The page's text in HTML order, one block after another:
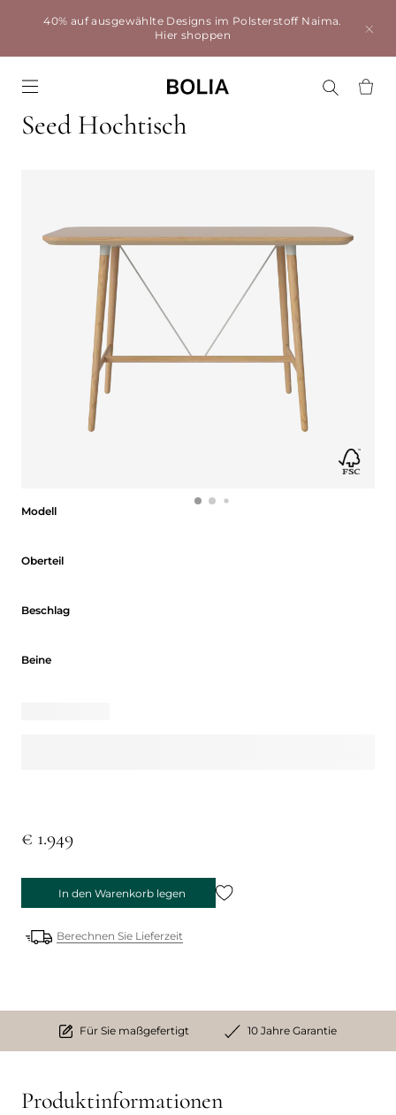
40% auf ausgewählte Designs im Polsterstoff Naima.
Hier shoppen
Seed Hochtisch
Modell
Oberteil
Beschlag
Beine
€ 1.949
In den Warenkorb legen
Berechnen Sie Lieferzeit
Für Sie maßgefertigt 10 Jahre Garantie
Produktinformationen